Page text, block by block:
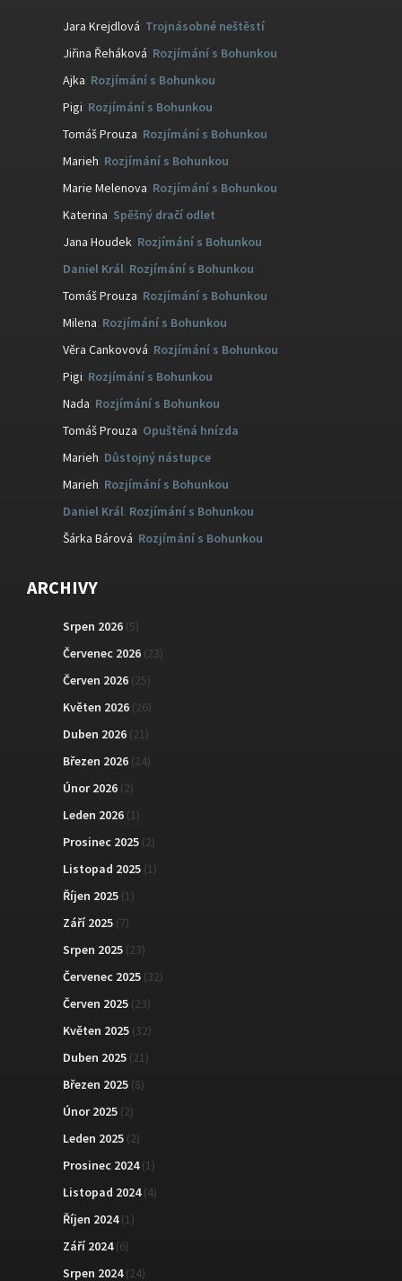
Jara Krejdlová Trojnásobné neštěstí
Jiřina Řeháková Rozjímání s Bohunkou
Ajka Rozjímání s Bohunkou
Pigi Rozjímání s Bohunkou
Tomáš Prouza Rozjímání s Bohunkou
Marieh Rozjímání s Bohunkou
Marie Melenova Rozjímání s Bohunkou
Katerina Spěšný dračí odlet
Jana Houdek Rozjímání s Bohunkou
Daniel Král Rozjímání s Bohunkou
Tomáš Prouza Rozjímání s Bohunkou
Milena Rozjímání s Bohunkou
Věra Cankovová Rozjímání s Bohunkou
Pigi Rozjímání s Bohunkou
Nada Rozjímání s Bohunkou
Tomáš Prouza Opuštěná hnízda
Marieh Důstojný nástupce
Marieh Rozjímání s Bohunkou
Daniel Král: Rozjímání s Bohunkou
Šárka Bárová: Rozjímání s Bohunkou
ARCHIVY
Srpen 2026 (5)
Červenec 2026 (23)
Červen 2026 (25)
Květen 2026 (26)
Duben 2026 (21)
Březen 2026 (24)
Únor 2026 (2)
Leden 2026 (1)
Prosinec 2025 (2)
Listopad 2025 (1)
Říjen 2025 (1)
Září 2025 (7)
Srpen 2025 (23)
Červenec 2025 (32)
Červen 2025 (23)
Květen 2025 (32)
Duben 2025 (21)
Březen 2025 (8)
Únor 2025 (2)
Leden 2025 (2)
Prosinec 2024(1)
Listopad 2024(4)
Říjen 2024(1)
Září 2024(6)
Srpen 2024(24)